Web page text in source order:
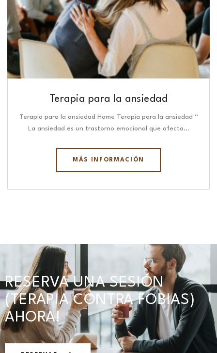
Terapia para la ansiedad
Terapia para la ansiedad Home Terapia para la ansiedad “
La ansiedad es un trastorno emocional que afecta…
MÁS INFORMACIÓN
RESERVA UNA SESIÓN
(TERAPIA CONTRA FOBIAS)
AHORA!